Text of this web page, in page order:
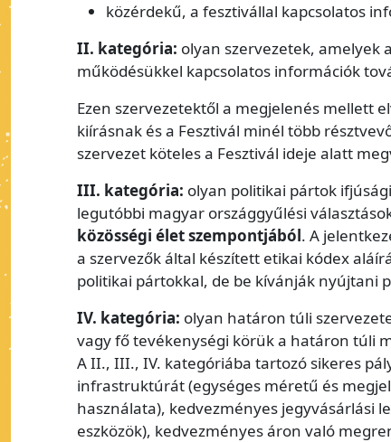
közérdekű, a fesztivállal kapcsolatos
II. kategória: olyan szervezetek, amelyek
működésükkel kapcsolatos információk
Ezen szervezetektől a megjelenés mellett
kiírásnak és a Fesztivál minél több
szervezet köteles a Fesztivál ideje alatt
III. kategória: olyan politikai pártok
legutóbbi magyar országgyűlési
közösségi élet szempontjából. A
a szervezők által készített etikai kódex
politikai pártokkal, de be kívánják nyújtani
IV. kategória: olyan határon túli
vagy fő tevékenységi körük a határon túli
A II., III., IV. kategóriába tartozó sikeres
infrastruktúrát (egységes méretű és
használata), kedvezményes jegyvásárlási
eszközök), kedvezményes áron való